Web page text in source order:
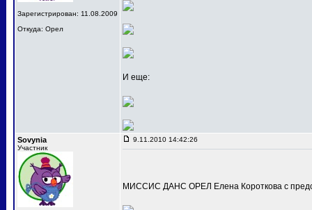
Зарегистрирован: 11.08.2009
Откуда: Орел
И еще:
Sovynia
Участник
9.11.2010 14:42:26
МИССИС ДАНС ОРЕЛ Елена Короткова с